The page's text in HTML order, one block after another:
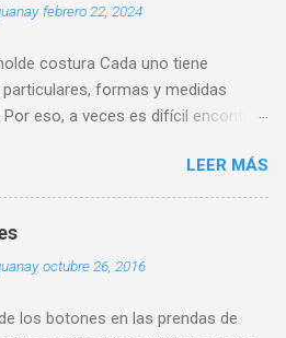
febrero 22, 2024
costura Cada uno tiene
formas y medidas
eso, a veces es difícil encontrar
y que nos haga sentir cómodos
LEER MÁS
octubre 26, 2016
los botones en las prendas de